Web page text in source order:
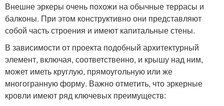
Внешне эркеры очень похожи на обычные террасы и
балконы. При этом конструктивно они представляют
собой часть строения и имеют капитальные стены.
В зависимости от проекта подобный архитектурный
элемент, включая, соответственно, и крышу над ним,
может иметь круглую, прямоугольную или же
многогранную форму. Важно отметить, что эркерные
кровли имеют ряд ключевых преимуществ: